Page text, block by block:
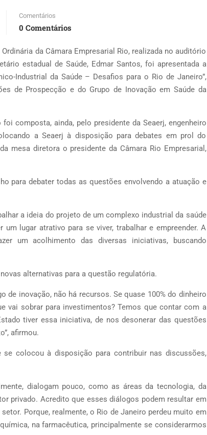
Comentários
0 Comentários
da Câmara Empresarial Rio, realizada no auditório
estadual de Saúde, Edmar Santos, foi apresentada a
Industrial da Saúde – Desafios para o Rio de Janeiro”,
de Prospecção e do Grupo de Inovação em Saúde da
composta, ainda, pelo presidente da Seaerj, engenheiro
a Seaerj à disposição para debates em prol do
mesa diretora o presidente da Câmara Rio Empresarial,
para debater todas as questões envolvendo a atuação e
a ideia do projeto de um complexo industrial da saúde
lugar atrativo para se viver, trabalhar e empreender. A
um acolhimento das diversas iniciativas, buscando
alternativas para a questão regulatória.
de inovação, não há recursos. Se quase 100% do dinheiro
vai sobrar para investimentos? Temos que contar com a
tiver essa iniciativa, de nos desonerar das questões
afirmou.
colocou à disposição para contribuir nas discussões,
dialogam pouco, como as áreas da tecnologia, da
privado. Acredito que esses diálogos podem resultar em
Porque, realmente, o Rio de Janeiro perdeu muito em
na farmacêutica, principalmente se considerarmos